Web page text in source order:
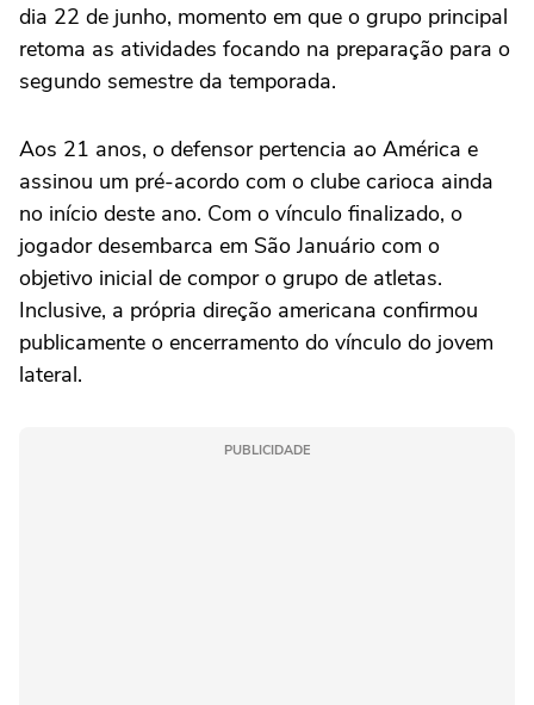
dia 22 de junho, momento em que o grupo principal
retoma as atividades focando na preparação para o
segundo semestre da temporada.
Aos 21 anos, o defensor pertencia ao América e
assinou um pré-acordo com o clube carioca ainda
no início deste ano. Com o vínculo finalizado, o
jogador desembarca em São Januário com o
objetivo inicial de compor o grupo de atletas.
Inclusive, a própria direção americana confirmou
publicamente o encerramento do vínculo do jovem
lateral.
PUBLICIDADE